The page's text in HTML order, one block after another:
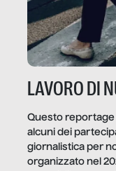
LAVORO DI
Questo reportage
alcuni dei
giornalistica per
organizzato nel